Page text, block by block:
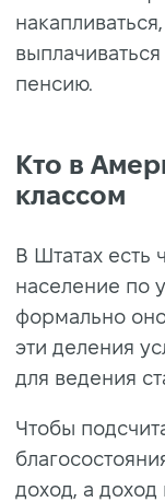
пенсию.
Кто в
классом
В Штатах есть
население по
формально
эти деления
для ведения
Чтобы
доход, а доход